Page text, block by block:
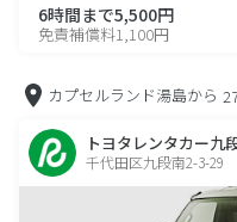
6時間まで5,500円
免責補償料1,100円
カプセルランド湯島から
トヨタレンタカー九
千代田区九段南2-3-29